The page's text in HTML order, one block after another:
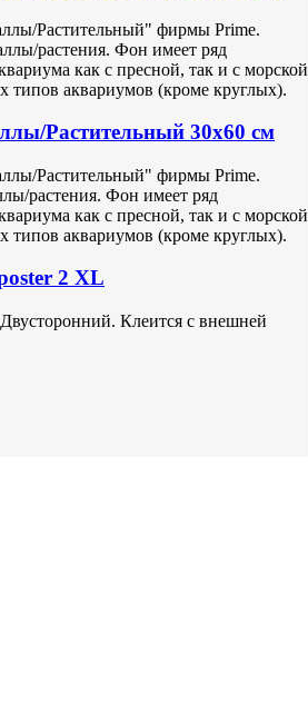
Растительный" фирмы Prime.
растения. Фон имеет ряд
как с пресной, так и с морской
типов аквариумов (кроме круглых).
Растительный 30х60 см
Растительный" фирмы Prime.
растения. Фон имеет ряд
как с пресной, так и с морской
типов аквариумов (кроме круглых).
2 XL
Клеится с внешней